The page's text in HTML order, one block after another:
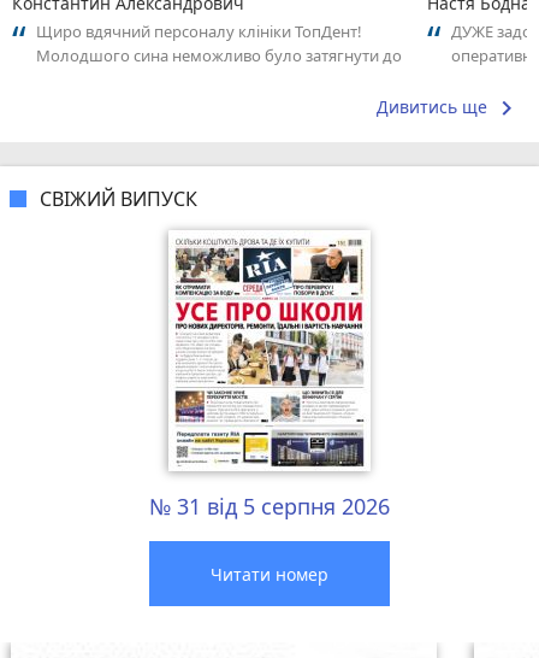
Щиро вдячний персоналу клініки ТопДент!
Молодшого сина неможливо було затягнути до
ДУЖЕ
Дивитись ще keyboard_arrow_right
СВІЖИЙ ВИПУСК
№ 31 від 5 серпня 2026
Читати номер